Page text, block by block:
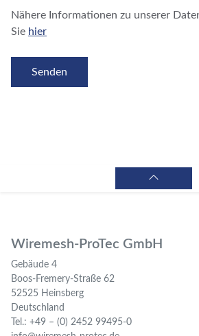
Nähere Informationen zu unserer
Sie hier
Wiremesh-ProTec GmbH
Gebäude 4
Boos-Fremery-Straße 62
52525 Heinsberg
Deutschland
Tel.: +49 – (0) 2452 99495-0